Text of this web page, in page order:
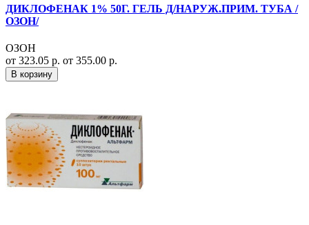
ДИКЛОФЕНАК 1% 50Г. ГЕЛЬ Д/НАРУЖ.ПРИМ. ТУБА /
ОЗОН/
ОЗОН
от 323.05 р. от 355.00 р.
В корзину